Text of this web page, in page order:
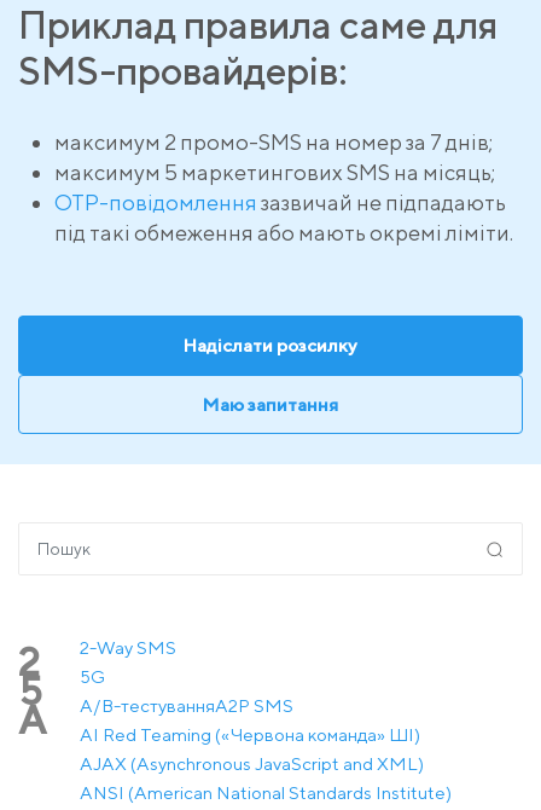
Приклад правила саме для
SMS-провайдерів:
максимум 2 промо-SMS на номер за 7 днів;
максимум 5 маркетингових SMS на місяць;
OTP-повідомлення зазвичай не підпадають
під такі обмеження або мають окремі ліміти.
Надіслати розсилку
Маю запитання
2 2-Way SMS
5 5G
A A/B-тестуванняA2P SMS
AI Red Teaming («Червона команда» ШІ)
AJAX (Asynchronous JavaScript and XML)
ANSI (American National Standards Institute)